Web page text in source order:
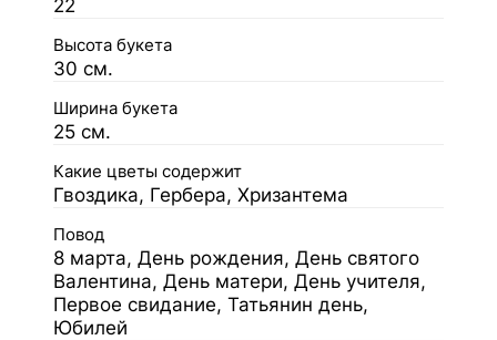
22
Высота букета
30 см.
Ширина букета
25 см.
Какие цветы содержит
Гвоздика, Гербера, Хризантема
Повод
8 марта, День рождения, День святого
Валентина, День матери, День учителя,
Первое свидание, Татьянин день,
Юбилей